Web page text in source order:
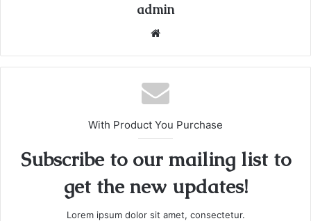
admin
te
With Product You Purchase
Subscribe to our mailing list to
get the new updates!
Lorem ipsum dolor sit amet, consectetur.